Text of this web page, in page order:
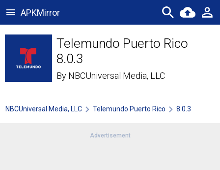
APKMirror
Telemundo Puerto Rico
8.0.3
By NBCUniversal Media, LLC
NBCUniversal Media, LLC Telemundo Puerto Rico 8.0.3
Advertisement